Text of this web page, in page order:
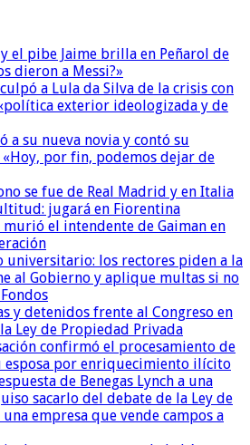
el pibe Jaime brilla en Peñarol de
dieron a Messi?»
a Lula da Silva de la crisis con
exterior ideologizada y de
a su nueva novia y contó su
por fin, podemos dejar de
se fue de Real Madrid y en Italia
jugará en Fiorentina
el intendente de Gaiman en
universitario: los rectores piden a la
al Gobierno y aplique multas si no
y detenidos frente al Congreso en
Ley de Propiedad Privada
confirmó el procesamiento de
esposa por enriquecimiento ilícito
de Benegas Lynch a una
sacarlo del debate de la Ley de
empresa que vende campos a